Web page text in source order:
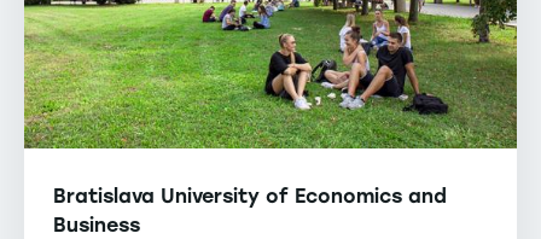
Bratislava University of Economics and
Business